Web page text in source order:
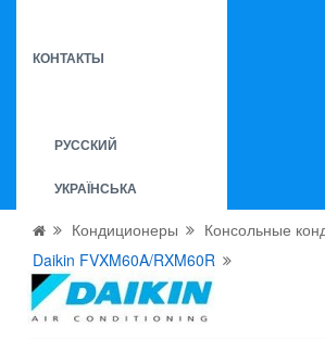
КОНТАКТЫ
РУССКИЙ
УКРАЇНСЬКА
Кондиционеры
Консольные
Daikin FVXM60A/RXM60R